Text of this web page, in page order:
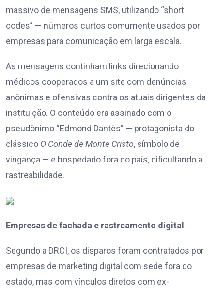
massivo de mensagens SMS, utilizando “short
codes” — números curtos comumente usados por
empresas para comunicação em larga escala.
As mensagens continham links direcionando
médicos cooperados a um site com denúncias
anônimas e ofensivas contra os atuais dirigentes da
instituição. O conteúdo era assinado com o
pseudônimo “Edmond Dantès” — protagonista do
clássico O Conde de Monte Cristo, símbolo de
vingança — e hospedado fora do país, dificultando a
rastreabilidade.
Empresas de fachada e rastreamento digital
Segundo a DRCI, os disparos foram contratados por
empresas de marketing digital com sede fora do
estado, mas com vínculos diretos com ex-